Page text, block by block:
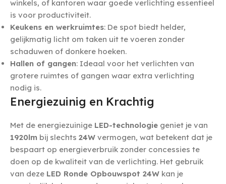
winkels, of kantoren waar goede verlichting essentieel
is voor productiviteit.
Keukens en werkruimtes: De spot biedt helder,
gelijkmatig licht om taken uit te voeren zonder
schaduwen of donkere hoeken.
Hallen of gangen: Ideaal voor het verlichten van
grotere ruimtes of gangen waar extra verlichting
nodig is.
Energiezuinig en Krachtig
Met de energiezuinige LED-technologie geniet je van
1920lm bij slechts 24W vermogen, wat betekent dat je
bespaart op energieverbruik zonder concessies te
doen op de kwaliteit van de verlichting. Het gebruik
van deze LED Ronde Opbouwspot 24W kan je